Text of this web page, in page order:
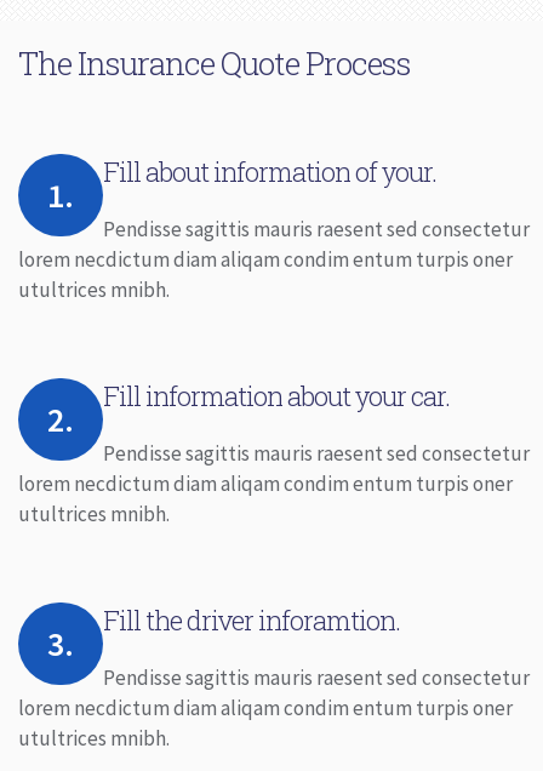
The Insurance Quote Process
1.
Fill about information of your.
Pendisse sagittis mauris raesent sed consectetur
lorem necdictum diam aliqam condim entum turpis oner
utultrices mnibh.
2.
Fill information about your car.
Pendisse sagittis mauris raesent sed consectetur
lorem necdictum diam aliqam condim entum turpis oner
utultrices mnibh.
3.
Fill the driver inforamtion.
Pendisse sagittis mauris raesent sed consectetur
lorem necdictum diam aliqam condim entum turpis oner
utultrices mnibh.